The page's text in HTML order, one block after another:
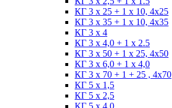
КГ 3 х 25 + 1 х 10, 4х25
КГ 3 х 35 + 1 x 10, 4х35
КГ 3 х 4
КГ 3 х 4,0 + 1 x 2.5
КГ 3 х 50 + 1 x 25, 4х50
КГ 3 х 6,0 + 1 x 4,0
КГ 3 х 70 + 1 + 25 , 4х70
КГ 5 х 1,5
КГ 5 х 2,5
КГ 5 х 4,0